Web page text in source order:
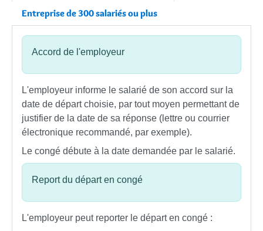
Entreprise de 300 salariés ou plus
Accord de l'employeur
L'employeur informe le salarié de son accord sur la
date de départ choisie, par tout moyen permettant de
justifier de la date de sa réponse (lettre ou courrier
électronique recommandé, par exemple).
Le congé débute à la date demandée par le salarié.
Report du départ en congé
L'employeur peut reporter le départ en congé :